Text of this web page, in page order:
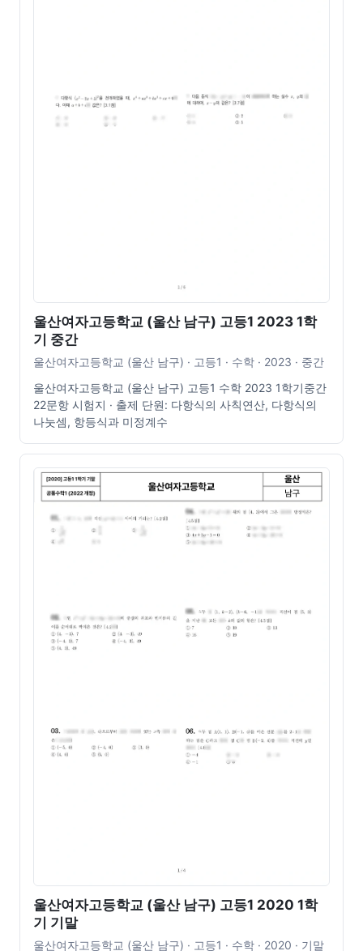
울산여자고등학교 (울산 남구) 고등1 2023 1학
기 중간
울산여자고등학교 (울산 남구) · 고등1 · 수학 · 2023 · 중간
울산여자고등학교 (울산 남구) 고등1 수학 2023 1학기중간
22문항 시험지 · 출제 단원: 다항식의 사칙연산, 다항식의
나눗셈, 항등식과 미정계수
울산여자고등학교 (울산 남구) 고등1 2020 1학
기 기말
울산여자고등학교 (울산 남구) · 고등1 · 수학 · 2020 · 기말